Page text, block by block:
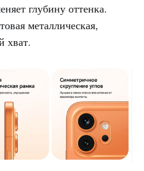
глубину оттенка.
металлическая,
хват.